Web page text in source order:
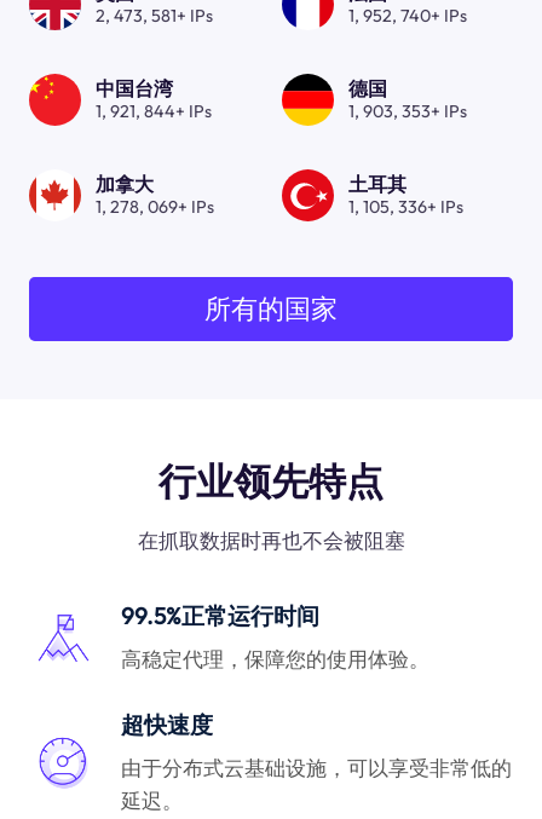
2, 473, 581+ IPs 1, 952, 740+ IPs
中国台湾
1, 921, 844+ IPs
德国
1, 903, 353+ IPs
加拿大
1, 278, 069+ IPs
土耳其
1, 105, 336+ IPs
所有的国家
行业领先特点
在抓取数据时再也不会被阻塞
99.5%正常运行时间
高稳定代理，保障您的使用体验。
超快速度
由于分布式云基础设施，可以享受非常低的
延迟。